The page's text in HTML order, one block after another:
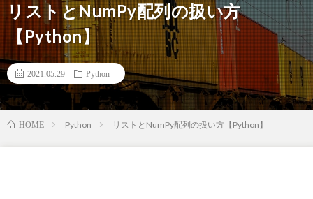
リストとNumPy配列の扱い方
【Python】
2021.05.29 Python
HOME Python リストとNumPy配列の扱い方【Python】